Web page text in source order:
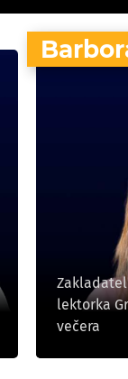
lektorka
večera